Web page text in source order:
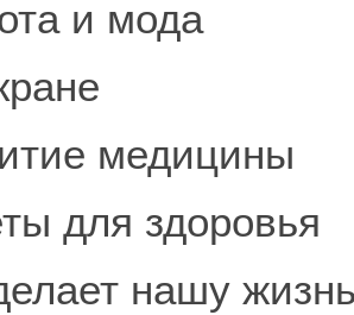
и мода
медицины
для здоровья
нашу